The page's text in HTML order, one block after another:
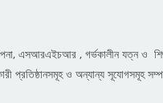
এসআরএইচআর , গর্ভকালীন যত্ন
প্রতিষ্ঠানসমূহ ও অন্যান্য সূযোগসমূহ